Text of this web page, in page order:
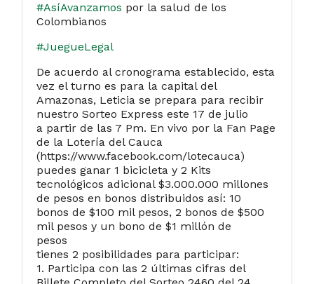
#AsíAvanzamos por la salud de los
Colombianos
#JuegueLegal
De acuerdo al cronograma establecido, esta
vez el turno es para la capital del
Amazonas, Leticia se prepara para recibir
nuestro Sorteo Express este 17 de julio
a partir de las 7 Pm. En vivo por la Fan Page
de la Lotería del Cauca
(https://www.facebook.com/lotecauca)
puedes ganar 1 bicicleta y 2 Kits
tecnológicos adicional $3.000.000 millones
de pesos en bonos distribuidos así: 10
bonos de $100 mil pesos, 2 bonos de $500
mil pesos y un bono de $1 millón de
pesos
tienes 2 posibilidades para participar:
1. Participa con las 2 últimas cifras del